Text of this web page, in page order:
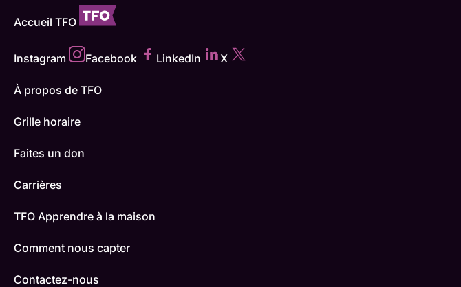
Accueil TFO
Instagram Facebook LinkedIn X
À propos de TFO
Grille horaire
Faites un don
Carrières
TFO Apprendre à la maison
Comment nous capter
Contactez-nous